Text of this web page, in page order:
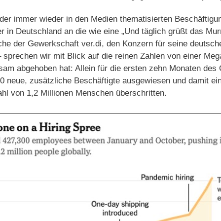
immer wieder in den Medien thematisierten
in Deutschland an die wie eine „Und täglich grüßt das
der Gewerkschaft ver.di, den Konzern für seine
sprechen wir mit Blick auf die reinen Zahlen von einer
abgehoben hat: Allein für die ersten zehn Monaten des
neue, zusätzliche Beschäftigte ausgewiesen und damit
von 1,2 Millionen Menschen überschritten.